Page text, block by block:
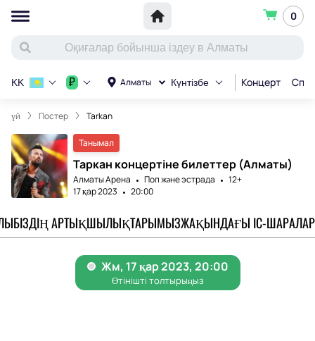
0
Алматы Күнтізбе Концерт
KK ₽
үй Постер Tarkan
Танымал
Таркан концертіне билеттер (Алматы)
Алматы Арена Поп және эстрада
12+
17 қар 2023
20:00
БІЗДІҢ АРТЫҚШЫЛЫҚТАРЫМЫЗЖАҚЫНДАҒЫ ІС-ШАРАЛАР